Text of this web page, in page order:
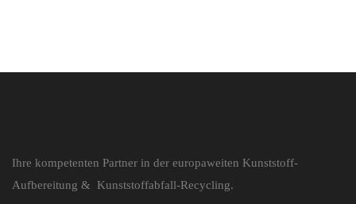
Ihre kompetenten Partner in der europaweiten Kunststoff-
Aufbereitung & Kunststoffabfall-Recycling.